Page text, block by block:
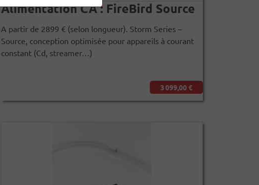
Alimentation CA : FireBird Source
A partir de 2899 € (selon longueur). Storm Series –
Source, conception optimisée pour appareils à courant
constant (Cd, streamer…)
3 099,00 €